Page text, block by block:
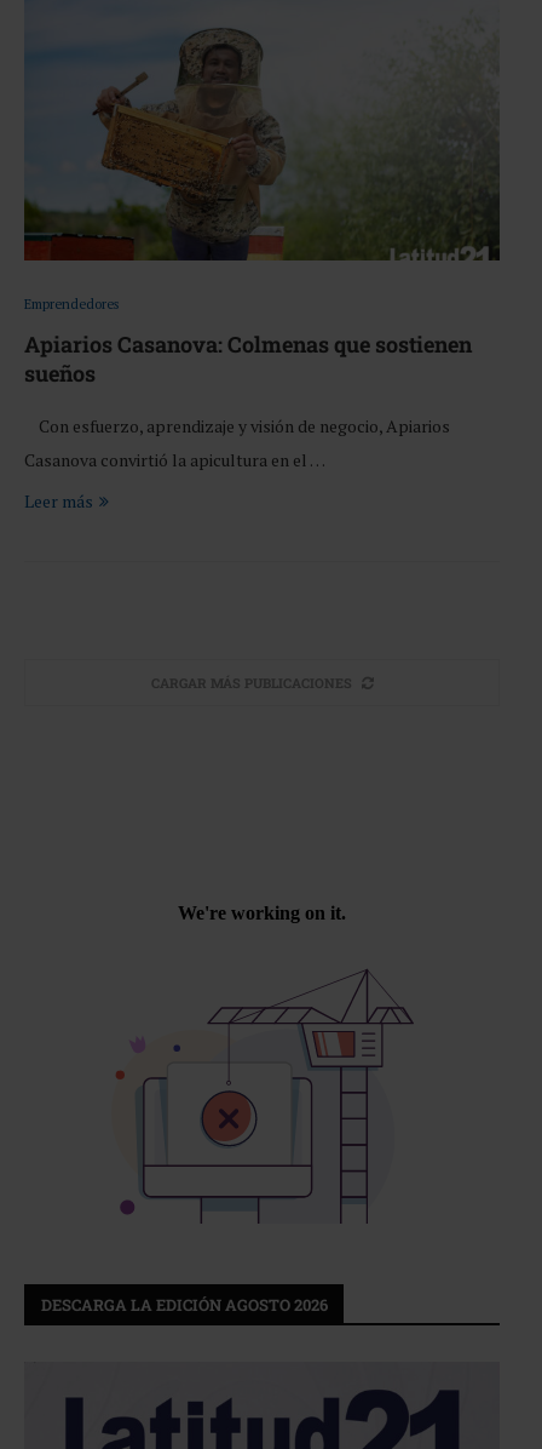
Emprendedores
Apiarios Casanova: Colmenas que sostienen
sueños
Con esfuerzo, aprendizaje y visión de negocio, Apiarios
Casanova convirtió la apicultura en el …
Leer más
CARGAR MÁS PUBLICACIONES
DESCARGA LA EDICIÓN AGOSTO 2026